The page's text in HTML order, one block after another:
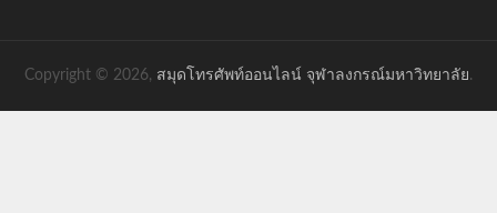
Copyright © 2026, สมุดโทรศัพท์ออนไลน์ จุฬาลงกรณ์มหาวิทยาลัย.